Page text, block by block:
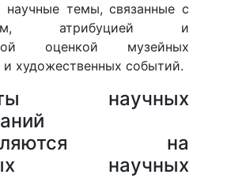
научные темы, связанные с
атрибуцией и
оценкой музейных
и художественных событий.
научных
на
научных